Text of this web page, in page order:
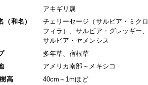
アキギリ属
（和名）
チェリーセージ（サルビア・ミクロ
フィラ）、サルビア・グレッギー、
サルビア・ヤメンシス
多年草、宿根草
アメリカ南部～メキシコ
高
40cm～1mほど